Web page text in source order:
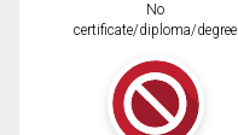
No
certificate/diploma/degree